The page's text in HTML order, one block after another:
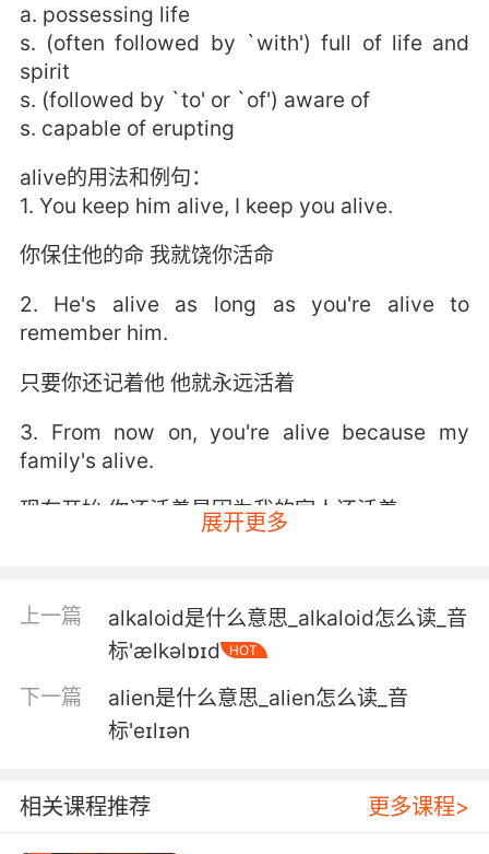
a. possessing life
s. (often followed by `with') full of life and
spirit
s. (followed by `to' or `of') aware of
s. capable of erupting
alive的用法和例句：
1. You keep him alive, I keep you alive.
你保住他的命 我就饶你活命
2. He's alive as long as you're alive to
remember him.
只要你还记着他 他就永远活着
3. From now on, you're alive because my
family's alive.
现在开始 你还活着是因为我的家人还活着
她还活着 真正地活着 即使只是一会儿
5. I'm only alive because fate wants me alive.
我还活着是因为命运希望我活着
wasn't alive before.
展开更多
上一篇
alkaloid是什么意思_alkaloid怎么读_音
标'ælkəlɒɪd
HOT
下一篇
alien是什么意思_alien怎么读_音
标'eɪlɪən
相关课程推荐 更多课程>